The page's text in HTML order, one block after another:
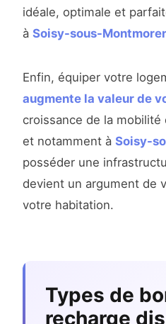
idéale, optimale et
à Soisy-sous-
Enfin, équiper votre
augmente la valeur de
croissance de la
et notamment à Soisy-
posséder une
devient un argument de
votre habitation.
Types de
recharge